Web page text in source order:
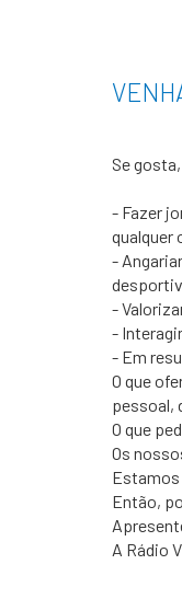
Se
- Fazer
qualquer
-
-
-
- Em
O que
pessoal,
O que
Os
Estamos
Então,
A Rádio